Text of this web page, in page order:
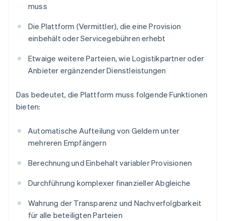
muss
Die Plattform (Vermittler), die eine Provision
einbehält oder Servicegebühren erhebt
Etwaige weitere Parteien, wie Logistikpartner oder
Anbieter ergänzender Dienstleistungen
Das bedeutet, die Plattform muss folgende Funktionen
bieten:
Automatische Aufteilung von Geldern unter
mehreren Empfängern
Berechnung und Einbehalt variabler Provisionen
Durchführung komplexer finanzieller Abgleiche
Wahrung der Transparenz und Nachverfolgbarkeit
für alle beteiligten Parteien